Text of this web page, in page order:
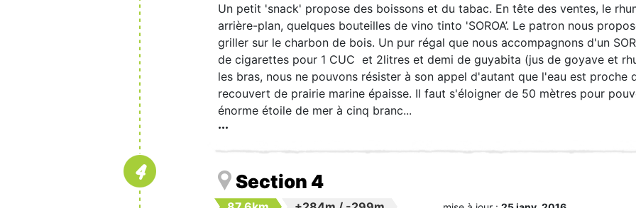
Un petit 'snack' propose des boissons et du tabac. En tête des ventes, le
arrière-plan, quelques bouteilles de vino tinto 'SOROA’. Le patron nous
griller sur le charbon de bois. Un pur régal que nous accompagnons d'un
de cigarettes pour 1 CUC et 2litres et demi de guyabita (jus de goyave et
les bras, nous ne pouvons résister à son appel d'autant que l'eau est proche
recouvert de prairie marine épaisse. Il faut s'éloigner de 50 mètres pour
énorme étoile de mer à cinq branc...
4 Section 4